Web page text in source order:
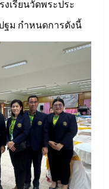
เรียนวัดพระประ
ฐม กำหนดการดังนี้